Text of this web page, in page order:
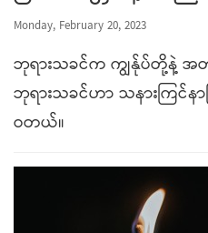
Monday, February 20, 2023
ဘုရားသခင်က ကျွန်ုပ်တို့နဲ့ အ
ဘုရားသခင်ဟာ သနားကြင်နာ
ဝတယ်။